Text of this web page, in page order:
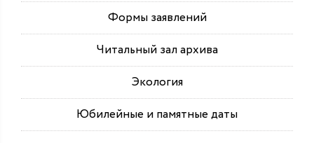
Формы заявлений
Читальный зал архива
Экология
Юбилейные и памятные даты